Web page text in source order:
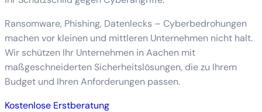
Ransomware, Phishing, Datenlecks – Cyberbedrohungen
machen vor kleinen und mittleren Unternehmen nicht halt.
Wir schützen Ihr Unternehmen in Aachen mit
maßgeschneiderten Sicherheitslösungen, die zu Ihrem
Budget und Ihren Anforderungen passen.
Kostenlose Erstberatung